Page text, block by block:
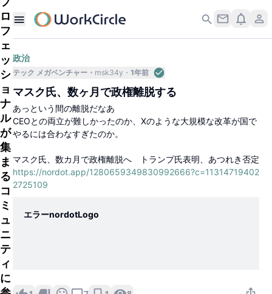
ロ
フ
ェ
ッ
シ
ョ
ナ
ル
が
集
ま
る
コ
ミ
ュ
ニ
テ
ィ
に
政治
テック メガベンチャー msk34y 1年前
マスク氏、数ヶ月で政権離脱する
あっという間の離脱だなあ
CEOとの両立が難しかったのか、Xのような大規模な改革が国で
やるには合わなすぎたのか。
マスク氏、数カ月で政権離脱へ トランプ氏表明、あつれき否定
https://nordot.app/1280659349830992666?c=11314719402
2725109
エラーnordotLogo